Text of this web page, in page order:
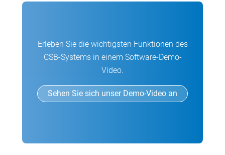
Erleben Sie die wichtigsten Funktionen des
CSB-Systems in einem Software-Demo-
Video.
Sehen Sie sich unser Demo-Video an